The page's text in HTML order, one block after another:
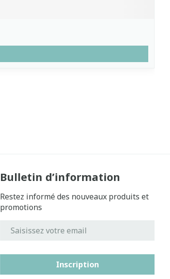
Bulletin d’information
Restez informé des nouveaux produits et
promotions
Inscription